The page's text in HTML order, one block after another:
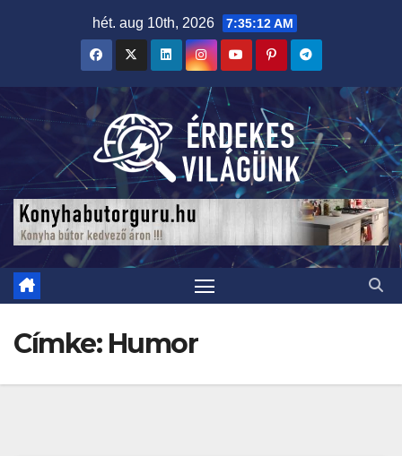
hét. aug 10th, 2026 7:35:14 AM
Címke: Humor